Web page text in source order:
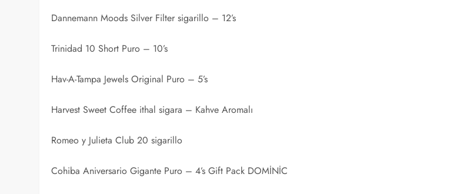
Dannemann Moods Silver Filter sigarillo – 12’s
Trinidad 10 Short Puro – 10’s
Hav-A-Tampa Jewels Original Puro – 5’s
Harvest Sweet Coffee ithal sigara – Kahve Aromalı
Romeo y Julieta Club 20 sigarillo
Cohiba Aniversario Gigante Puro – 4’s Gift Pack DOMİNİC